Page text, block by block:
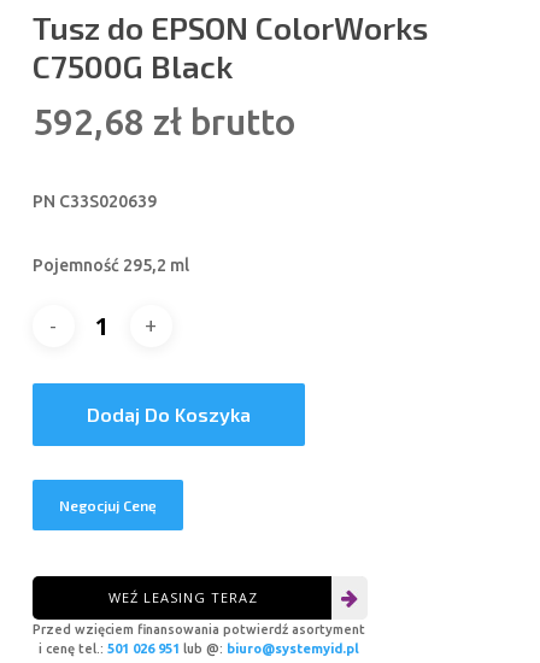
Tusz do EPSON ColorWorks
C7500G Black
592,68 zł brutto
PN C33S020639
Pojemność 295,2 ml
Dodaj Do Koszyka
Negocjuj Cenę
WEŹ LEASING TERAZ
Przed wzięciem finansowania potwierdź asortyment
i cenę tel.: 501 026 951 lub @: biuro@systemyid.pl